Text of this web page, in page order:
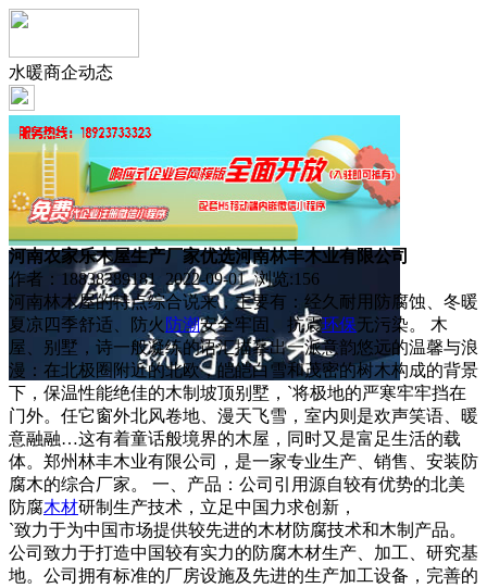
水暖商企动态
河南农家乐木屋生产厂家优选河南林丰木业有限公司
作者：18838289181 2022-09-01 浏览:156
河南林木屋的特点综合说来，主要有：经久耐用防腐蚀、冬暖
夏凉四季舒适、防火 防潮安全牢固、抗震环保无污染。 木
屋、别墅，诗一般凝练的语汇描摹出一派意韵悠远的温馨与浪
漫：在北极圈附近的北欧，皑皑白雪和茂密的树木构成的背景
下，保温性能绝佳的木制坡顶别墅，`将极地的严寒牢牢挡在
门外。任它窗外北风卷地、漫天飞雪，室内则是欢声笑语、暖
意融融…这有着童话般境界的木屋，同时又是富足生活的载
体。郑州林丰木业有限公司，是一家专业生产、销售、安装防
腐木的综合厂家。 一、产品：公司引用源自较有优势的北美
防腐木材研制生产技术，立足中国力求创新，
`致力于为中国市场提供较先进的木材防腐技术和木制产品。
公司致力于打造中国较有实力的防腐木材生产、加工、研究基
地。公司拥有标准的厂房设施及先进的生产加工设备，完善的